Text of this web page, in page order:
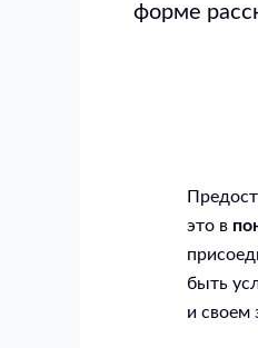
форме
это в
быть
и своем